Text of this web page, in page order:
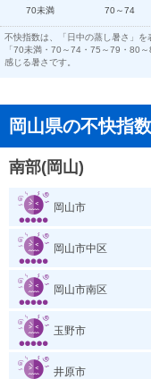
70未満 70～74
不快指数は、「日中の蒸し暑さ」を
「70未満・70～74・75～79・80
感じる暑さです。
岡山県の不快指数
南部(岡山)
岡山市
岡山市中区
岡山市南区
玉野市
井原市